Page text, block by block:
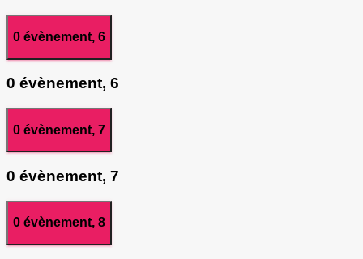
0 évènement, 6
0 évènement, 6
0 évènement, 7
0 évènement, 7
0 évènement, 8